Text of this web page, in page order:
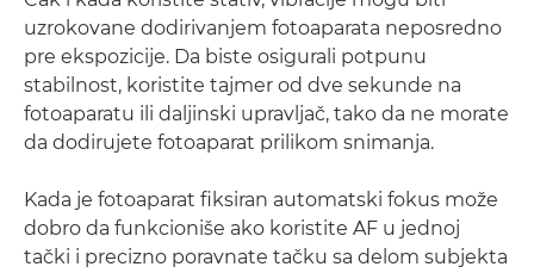
uzrokovane dodirivanjem fotoaparata neposredno
pre ekspozicije. Da biste osigurali potpunu
stabilnost, koristite tajmer od dve sekunde na
fotoaparatu ili daljinski upravljač, tako da ne morate
da dodirujete fotoaparat prilikom snimanja.
Kada je fotoaparat fiksiran automatski fokus može
dobro da funkcioniše ako koristite AF u jednoj
tački i precizno poravnate tačku sa delom subjekta